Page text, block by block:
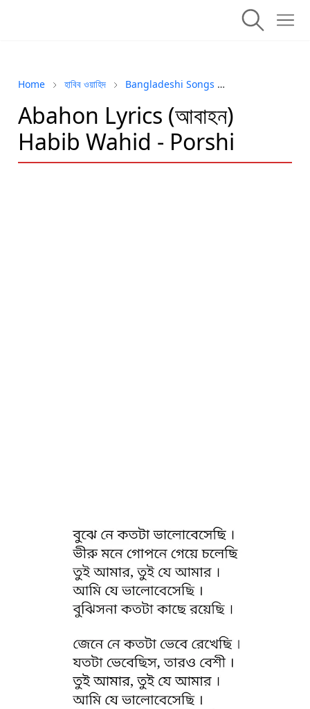
Home হাবিব ওয়াহিদ Bangladeshi Songs
Abahon Lyrics (আবাহন)
Habib Wahid - Porshi